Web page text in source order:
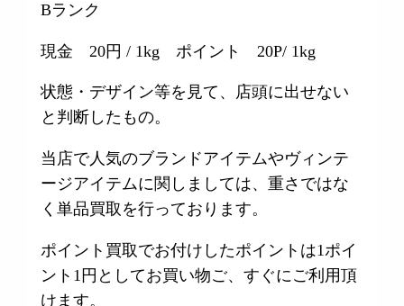
Bランク
現金 20円 / 1kg ポイント 20P/ 1kg
状態・デザイン等を見て、店頭に出せない
と判断したもの。
当店で人気のブランドアイテムやヴィンテ
ージアイテムに関しましては、重さではな
く単品買取を行っております。
ポイント買取でお付けしたポイントは1ポイ
ント1円としてお買い物ご、すぐにご利用頂
けます。